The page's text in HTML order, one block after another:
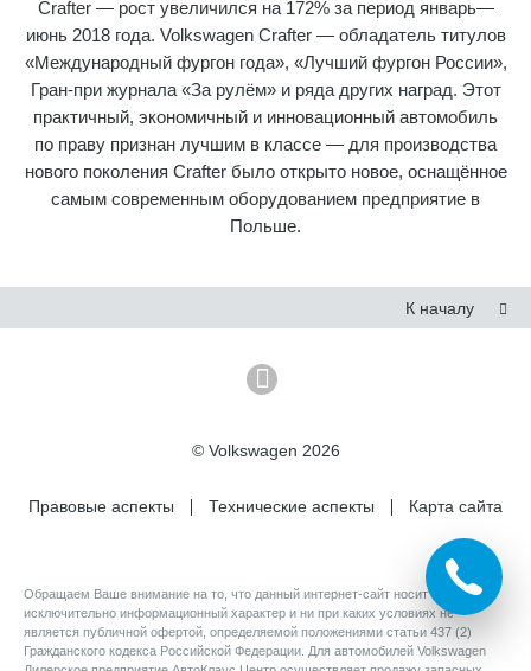
Crafter — рост увеличился на 172% за период январь—
июнь 2018 года. Volkswagen Crafter — обладатель титулов
«Международный фургон года», «Лучший фургон России»,
Гран-при журнала «За рулём» и ряда других наград. Этот
практичный, экономичный и инновационный автомобиль
по праву признан лучшим в классе — для производства
нового поколения Crafter было открыто новое, оснащённое
самым современным оборудованием предприятие в
Польше.
К началу
© Volkswagen 2026
Правовые аспекты Технические аспекты Карта сайта
Обращаем Ваше внимание на то, что данный интернет-сайт носит
исключительно информационный характер и ни при каких условиях не
является публичной офертой, определяемой положениями статьи 437 (2)
Гражданского кодекса Российской Федерации. Для автомобилей Volkswagen